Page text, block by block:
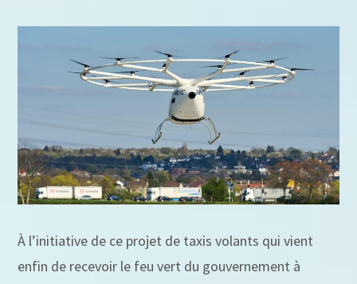
À l’initiative de ce projet de taxis volants qui vient
enfin de recevoir le feu vert du gouvernement à